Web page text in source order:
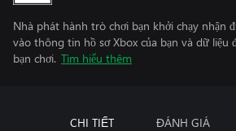
Nhà phát hành trò chơi bạn khởi chạy nhận
vào thông tin hồ sơ Xbox của bạn và dữ liệu
bạn chơi. Tìm hiểu thêm
CHI TIẾT ĐÁNH GIÁ